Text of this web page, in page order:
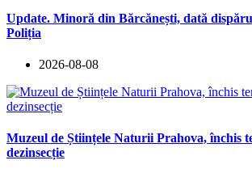
Update. Minoră din Bărcănești, dată
Poliția
2026-08-08
Muzeul de Științele Naturii Prahova, închis
dezinsecție